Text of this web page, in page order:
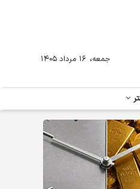
جمعه، ۱۶ مرداد ۱۴۰۵